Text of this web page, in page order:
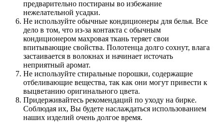
предварительно постираны во избежание
нежелательной усадки.
Не используйте обычные кондиционеры для белья. Все
дело в том, что из-за контакта с обычным
кондиционером махровая ткань теряет свои
впитывающие свойства. Полотенца долго сохнут, влага
застаивается в волокнах и начинает источать
неприятный аромат.
Не используйте стиральные порошки, содержащие
отбеливающие вещества, так как они могут привести к
выцветанию оригинального цвета.
Придерживайтесь рекомендаций по уходу на бирке.
Соблюдая их, Вы будете наслаждаться использованием
наших изделий очень долгое время.